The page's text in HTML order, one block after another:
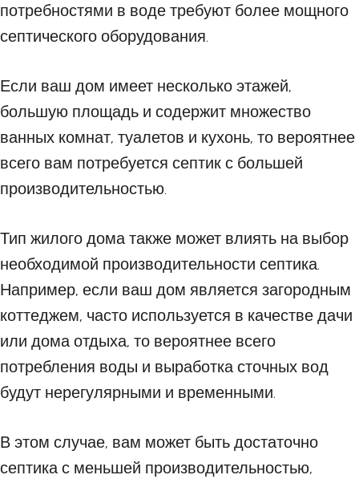
потребностями в воде требуют более мощного
септического оборудования.
Если ваш дом имеет несколько этажей,
большую площадь и содержит множество
ванных комнат, туалетов и кухонь, то вероятнее
всего вам потребуется септик с большей
производительностью.
Тип жилого дома также может влиять на выбор
необходимой производительности септика.
Например, если ваш дом является загородным
коттеджем, часто используется в качестве дачи
или дома отдыха, то вероятнее всего
потребления воды и выработка сточных вод
будут нерегулярными и временными.
В этом случае, вам может быть достаточно
септика с меньшей производительностью,